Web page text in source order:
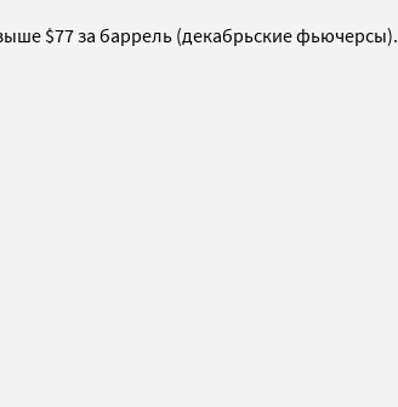
$77 за баррель (декабрьские фьючерсы).